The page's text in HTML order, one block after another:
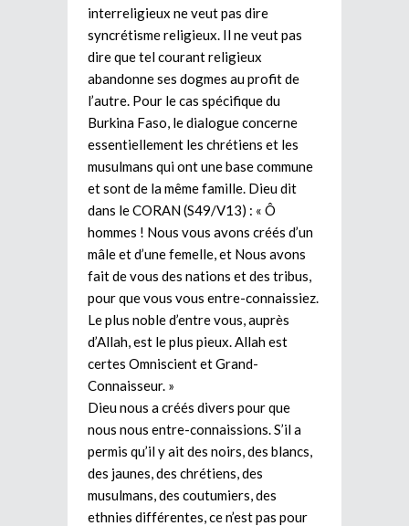
interreligieux ne veut pas dire
syncrétisme religieux. Il ne veut pas
dire que tel courant religieux
abandonne ses dogmes au profit de
l’autre. Pour le cas spécifique du
Burkina Faso, le dialogue concerne
essentiellement les chrétiens et les
musulmans qui ont une base commune
et sont de la même famille. Dieu dit
dans le CORAN (S49/V13) : « Ô
hommes ! Nous vous avons créés d’un
mâle et d’une femelle, et Nous avons
fait de vous des nations et des tribus,
pour que vous vous entre-connaissiez.
Le plus noble d’entre vous, auprès
d’Allah, est le plus pieux. Allah est
certes Omniscient et Grand-
Connaisseur. »
Dieu nous a créés divers pour que
nous nous entre-connaissions. S’il a
permis qu’il y ait des noirs, des blancs,
des jaunes, des chrétiens, des
musulmans, des coutumiers, des
ethnies différentes, ce n’est pas pour